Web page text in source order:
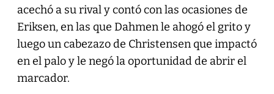
acechó a su rival y contó con las ocasiones de
Eriksen, en las que Dahmen le ahogó el grito y
luego un cabezazo de Christensen que impactó
en el palo y le negó la oportunidad de abrir el
marcador.